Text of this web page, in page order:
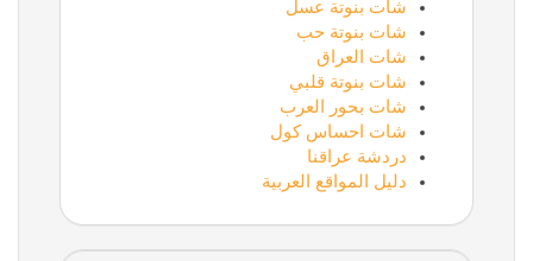
شات بنوتة عسل
شات بنوتة حب
شات العراق
شات بنوتة قلبي
شات بحور العرب
شات احساس كول
دردشة عراقنا
دليل المواقع العربية